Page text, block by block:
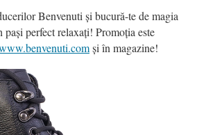
Benvenuti și bucură-te de magia
perfect relaxați! Promoția este
și în magazine!